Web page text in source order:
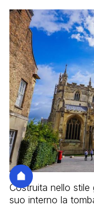
Costruita nello
suo interno la